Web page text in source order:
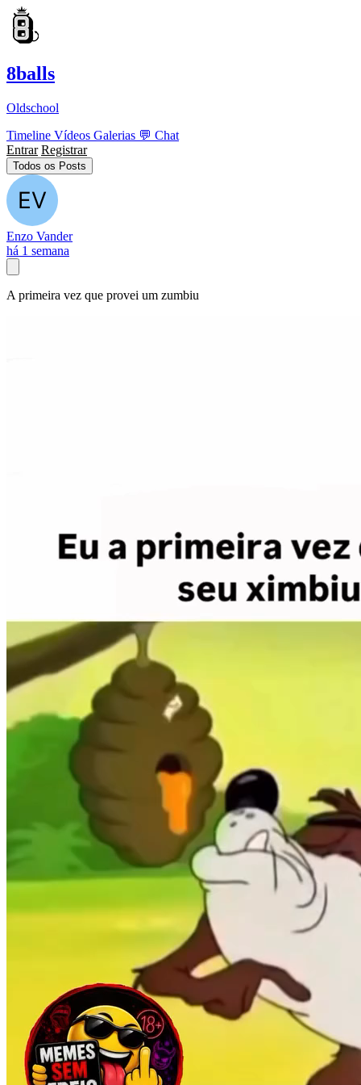
8balls
Oldschool
Timeline Vídeos Galerias 💬 Chat
Entrar Registrar
Todos os Posts
Enzo Vander
há 1 semana
A primeira vez que provei um zumbiu